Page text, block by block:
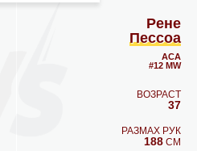
Рене
Пессоа
ACA
#12 MW
ВОЗРАСТ
37
РАЗМАХ РУК
188 СМ